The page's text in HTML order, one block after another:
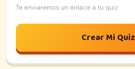
Te enviaremos un enlace a tu quiz
Crear Mi Quiz